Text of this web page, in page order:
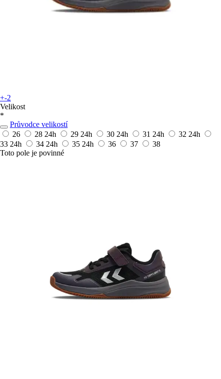
+-2
Velikost
*
Průvodce velikostí
26
28 24h 29 24h 30 24h 31 24h 32 24h
33 24h 34 24h 35 24h 36 37
38
Toto pole je povinné